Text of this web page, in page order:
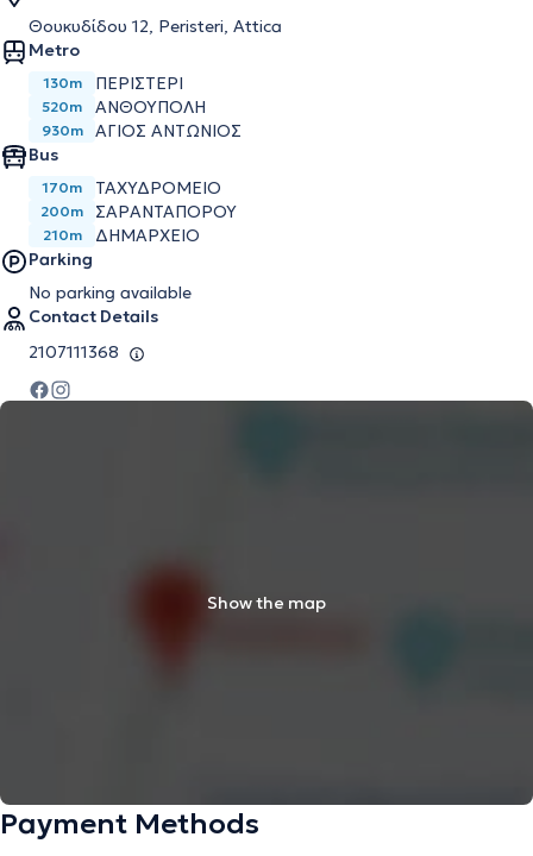
Θουκυδίδου 12, Peristeri, Attica
Metro
130m ΠΕΡΙΣΤΈΡΙ
520m ΑΝΘΟΎΠΟΛΗ
930m
ΆΓΙΟΣ ΑΝΤΏΝΙΟΣ
Bus
170m ΤΑΧΥΔΡΟΜΕΙΟ
200m ΣΑΡΑΝΤΑΠΟΡΟΥ
210m
ΔΗΜΑΡΧΕΙΟ
Parking
No parking available
Contact Details
2107111368
Show the map
Payment Methods